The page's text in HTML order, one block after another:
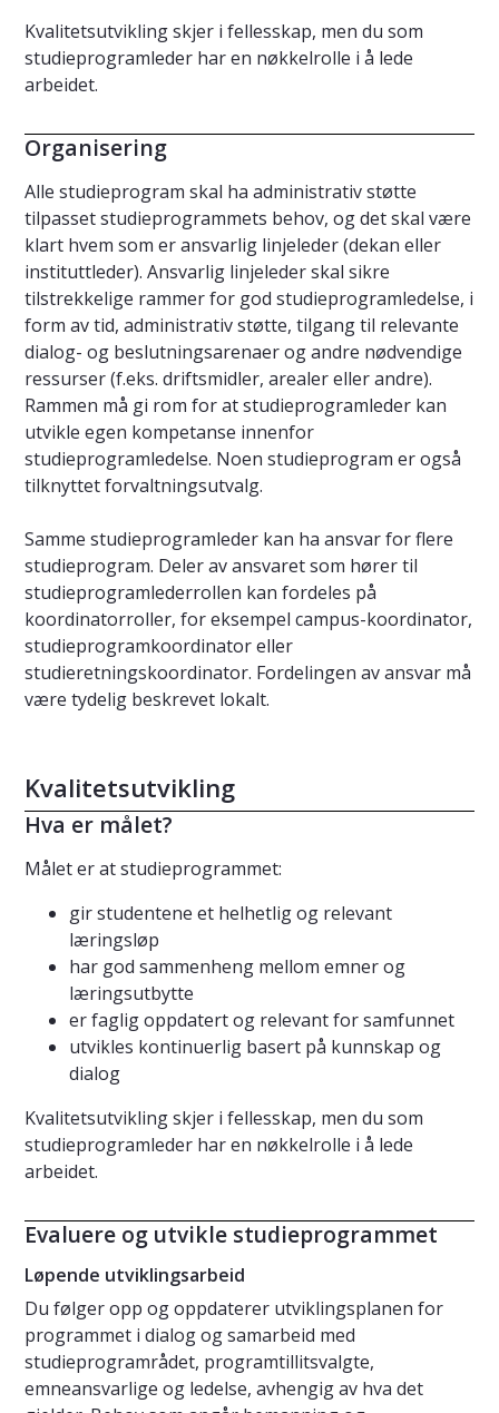
Kvalitetsutvikling skjer i fellesskap, men du som
studieprogramleder har en nøkkelrolle i å lede
arbeidet.
Organisering
Alle studieprogram skal ha administrativ støtte
tilpasset studieprogrammets behov, og det skal være
klart hvem som er ansvarlig linjeleder (dekan eller
instituttleder). Ansvarlig linjeleder skal sikre
tilstrekkelige rammer for god studieprogramledelse, i
form av tid, administrativ støtte, tilgang til relevante
dialog- og beslutningsarenaer og andre nødvendige
ressurser (f.eks. driftsmidler, arealer eller andre).
Rammen må gi rom for at studieprogramleder kan
utvikle egen kompetanse innenfor
studieprogramledelse. Noen studieprogram er også
tilknyttet forvaltningsutvalg.
Samme studieprogramleder kan ha ansvar for flere
studieprogram. Deler av ansvaret som hører til
studieprogramlederrollen kan fordeles på
koordinatorroller, for eksempel campus-koordinator,
studieprogramkoordinator eller
studieretningskoordinator. Fordelingen av ansvar må
være tydelig beskrevet lokalt.
Kvalitetsutvikling
Hva er målet?
Målet er at studieprogrammet:
gir studentene et helhetlig og relevant
læringsløp
har god sammenheng mellom emner og
læringsutbytte
er faglig oppdatert og relevant for samfunnet
utvikles kontinuerlig basert på kunnskap og
dialog
Kvalitetsutvikling skjer i fellesskap, men du som
studieprogramleder har en nøkkelrolle i å lede
arbeidet.
Evaluere og utvikle studieprogrammet
Løpende utviklingsarbeid
Du følger opp og oppdaterer utviklingsplanen for
programmet i dialog og samarbeid med
studieprogramrådet, programtillitsvalgte,
emneansvarlige og ledelse, avhengig av hva det